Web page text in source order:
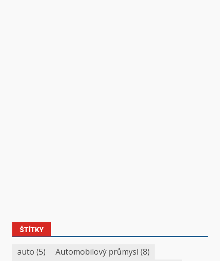
ŠTÍTKY
auto (5) Automobilový průmysl (8)